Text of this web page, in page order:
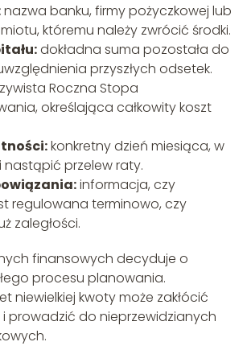
nazwa banku, firmy pożyczkowej lub
któremu należy zwrócić środki.
dokładna suma pozostała do
przyszłych odsetek.
Roczna Stopa
określająca całkowity koszt
konkretny dzień miesiąca, w
nastąpić przelew raty.
informacja, czy
regulowana terminowo, czy
zaległości.
finansowych decyduje o
procesu planowania.
niewielkiej kwoty może zakłócić
prowadzić do nieprzewidzianych